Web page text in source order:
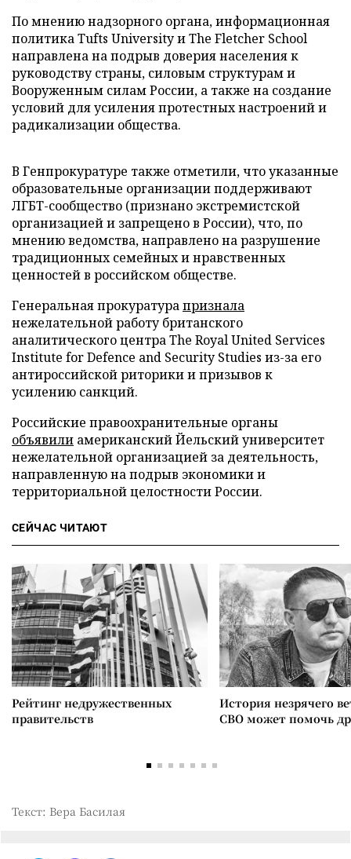
По мнению надзорного органа, информационная
политика Tufts University и The Fletcher School
направлена на подрыв доверия населения к
руководству страны, силовым структурам и
Вооруженным силам России, а также на создание
условий для усиления протестных настроений и
радикализации общества.
В Генпрокуратуре также отметили, что указанные
образовательные организации поддерживают
ЛГБТ-сообщество (признано экстремистской
организацией и запрещено в России), что, по
мнению ведомства, направлено на разрушение
традиционных семейных и нравственных
ценностей в российском обществе.
Генеральная прокуратурапризнала
нежелательной работу британского
аналитического центра The Royal United Services
Institute for Defence and Security Studies из-за его
антироссийской риторики и призывов к
усилению санкций.
Российские правоохранительные органы
объявили американский Йельский университет
нежелательной организацией за деятельность,
направленную на подрыв экономики и
территориальной целостности России.
СЕЙЧАС ЧИТАЮТ
Рейтинг недружественных
правительств
История незрячего
СВО может помочь
Текст: Вера Басилая